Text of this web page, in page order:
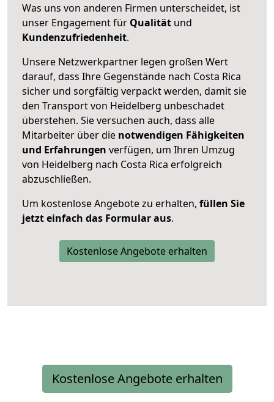
Was uns von anderen Firmen unterscheidet, ist
unser Engagement für Qualität und
Kundenzufriedenheit.
Unsere Netzwerkpartner legen großen Wert
darauf, dass Ihre Gegenstände nach Costa Rica
sicher und sorgfältig verpackt werden, damit sie
den Transport von Heidelberg unbeschadet
überstehen. Sie versuchen auch, dass alle
Mitarbeiter über die notwendigen Fähigkeiten
und Erfahrungen verfügen, um Ihren Umzug
von Heidelberg nach Costa Rica erfolgreich
abzuschließen.
Um kostenlose Angebote zu erhalten, füllen Sie
jetzt einfach das Formular aus.
Kostenlose Angebote erhalten
Kostenlose Angebote erhalten